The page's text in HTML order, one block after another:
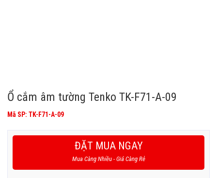
Ổ cắm âm tường Tenko TK-F71-A-09
Mã SP: TK-F71-A-09
ĐẶT MUA NGAY
Mua Càng Nhiều - Giá Càng Rẻ